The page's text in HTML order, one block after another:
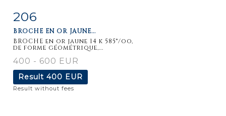
Item detail
206
BROCHE EN OR JAUNE...
BROCHE en or jaune 14 k 585°/oo,
de forme géométrique,...
400 - 600 EUR
Result 400 EUR
Result without fees